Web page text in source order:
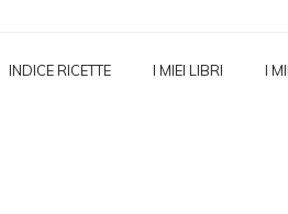
INDICE RICETTE I MIEI LIBRI I